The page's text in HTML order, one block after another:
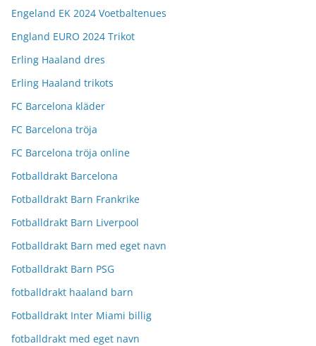
Engeland EK 2024 Voetbaltenues
England EURO 2024 Trikot
Erling Haaland dres
Erling Haaland trikots
FC Barcelona kläder
FC Barcelona tröja
FC Barcelona tröja online
Fotballdrakt Barcelona
Fotballdrakt Barn Frankrike
Fotballdrakt Barn Liverpool
Fotballdrakt Barn med eget navn
Fotballdrakt Barn PSG
fotballdrakt haaland barn
Fotballdrakt Inter Miami billig
fotballdrakt med eget navn